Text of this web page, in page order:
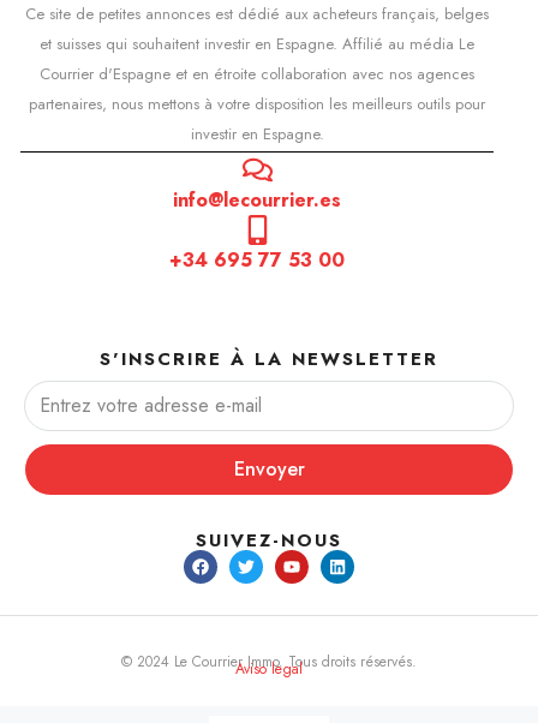
Ce site de petites annonces est dédié aux acheteurs français, belges
et suisses qui souhaitent investir en Espagne. Affilié au média Le
Courrier d'Espagne et en étroite collaboration avec nos agences
partenaires, nous mettons à votre disposition les meilleurs outils pour
investir en Espagne.
info@lecourrier.es
+34 695 77 53 00
S'INSCRIRE À LA NEWSLETTER
Envoyer
SUIVEZ-NOUS
© 2024 Le Courrier Immo. Tous droits réservés.
Aviso legal